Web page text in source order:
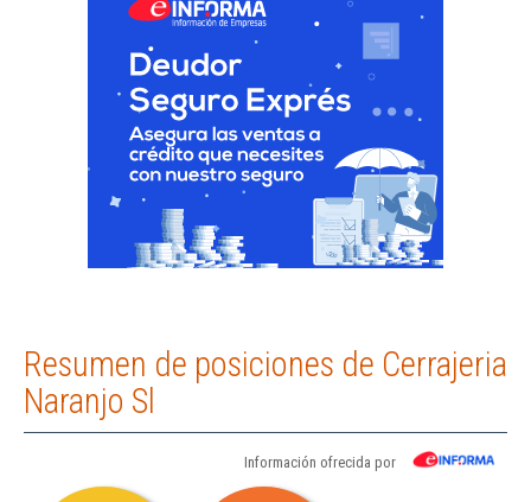
Resumen de posiciones de Cerrajeria
Naranjo Sl
Información ofrecida por